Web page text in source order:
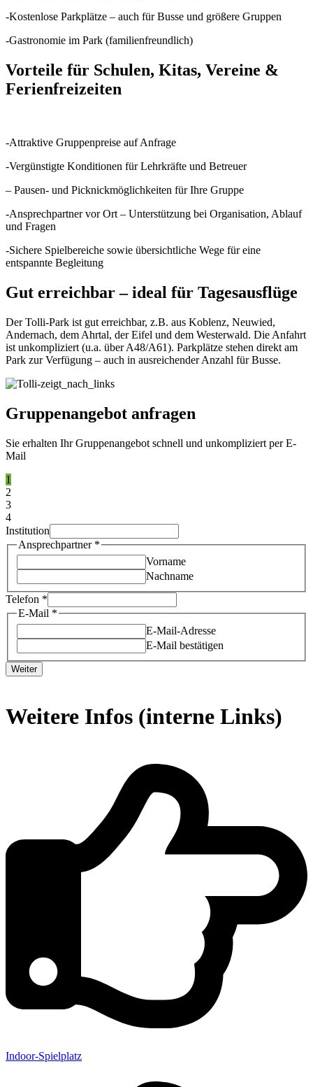
-Kostenlose Parkplätze – auch für Busse und größere Gruppen
-Gastronomie im Park (familienfreundlich)
Vorteile für Schulen, Kitas, Vereine &
Ferienfreizeiten
-Attraktive Gruppenpreise auf Anfrage
-Vergünstigte Konditionen für Lehrkräfte und Betreuer
– Pausen- und Picknickmöglichkeiten für Ihre Gruppe
-Ansprechpartner vor Ort – Unterstützung bei Organisation, Ablauf
und Fragen
-Sichere Spielbereiche sowie übersichtliche Wege für eine
entspannte Begleitung
Gut erreichbar – ideal für Tagesausflüge
Der Tolli-Park ist gut erreichbar, z.B. aus Koblenz, Neuwied,
Andernach, dem Ahrtal, der Eifel und dem Westerwald. Die Anfahrt
ist unkompliziert (u.a. über A48/A61). Parkplätze stehen direkt am
Park zur Verfügung – auch in ausreichender Anzahl für Busse.
Gruppenangebot anfragen
Sie erhalten Ihr Gruppenangebot schnell und unkompliziert per E-
Mail
1
2
3
4
Institution
Ansprechpartner *
Vorname
Nachname
Telefon *
E-Mail *
E-Mail-Adresse
E-Mail bestätigen
Weiter
Weitere Infos (interne Links)
Indoor-Spielplatz